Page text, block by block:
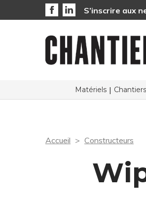
S’inscrire aux
Matériels Chantiers
Accueil Constructeurs